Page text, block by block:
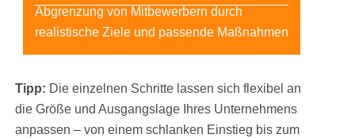
Abgrenzung von Mitbewerbern durch
realistische Ziele und passende Maßnahmen
Tipp: Die einzelnen Schritte lassen sich flexibel an
die Größe und Ausgangslage Ihres Unternehmens
anpassen – von einem schlanken Einstieg bis zum